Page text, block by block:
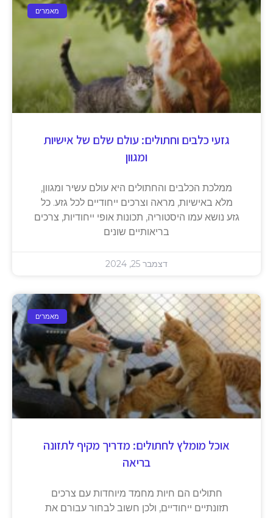
מאמרים
גזעי כלבים וחתולים: עולם שלם של אישיות
ומגוון
ממלכת הכלבים והחתולים היא עולם עשיר ומגוון,
מלא באישיות, מראה וצרכים ייחודיים לכל גזע. כל
גזע נושא עמו היסטוריה, תכונות אופי ייחודיות, צרכים
בריאותיים שונים
דצמבר 25, 2024
מאמרים
אוכל מומלץ לחתולים: מדריך מקיף לתזונה
בריאה
חתולים הם חיות מחמד מיוחדות עם צרכים
תזונתיים ייחודיים, ולכן חשוב לבחור עבורם את